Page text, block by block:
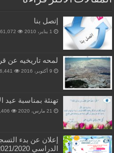
إتصل بنا
1 يناير، 2010 61,072
لمحه تاريخيه عن
9 أكتوبر، 2016
تهنئة بمناسبة عيد
21 مارس، 2020
إعلان عن بدء
الدراسي 2021/2020